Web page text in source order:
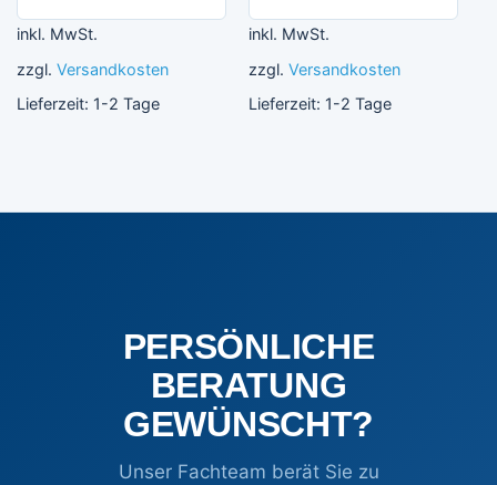
inkl. MwSt.
zzgl. Versandkosten
Lieferzeit: 1-2 Tage
inkl. MwSt.
zzgl. Versandkosten
Lieferzeit: 1-2 Tage
PERSÖNLICHE
BERATUNG
GEWÜNSCHT?
Unser Fachteam berät Sie zu